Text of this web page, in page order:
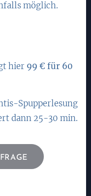
möglich.
hier 99 € für 60
Spupperlesung
dann 25-30 min.